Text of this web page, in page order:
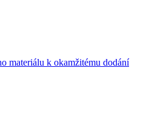
materiálu k okamžitému dodání